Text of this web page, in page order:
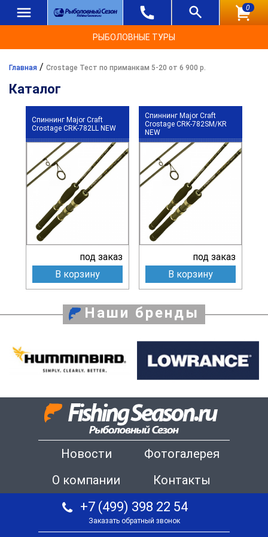
0
РЫБОЛОВНЫЕ ТУРЫ
Главная / Crostage Тест по приманкам 5-20 от 6 900 р.
Каталог
Спиннинг Major Craft
Crostage CRK-782LL NEW
под заказ
В корзину
Спиннинг Major Craft
Crostage CRK-782SM/KR
NEW
под заказ
В корзину
Наши бренды
Новости
Фотогалерея
О компании
Контакты
+7 (499) 398 22 54
Заказать обратный звонок